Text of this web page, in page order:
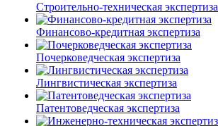
Строительно-техническая экспертиза
Финансово-кредитная экспертиза
Почерковедческая экспертиза
Лингвистическая экспертиза
Патентоведческая экспертиза